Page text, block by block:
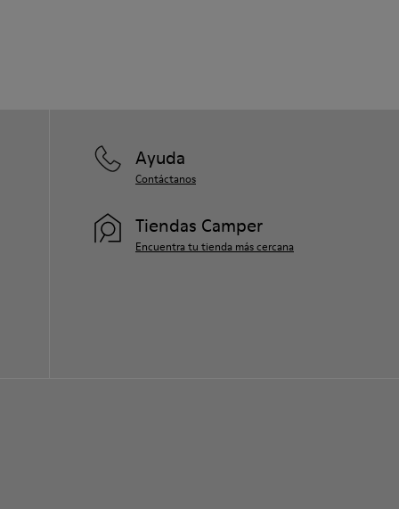
Ayuda
Contáctanos
Tiendas Camper
Encuentra tu tienda más cercana